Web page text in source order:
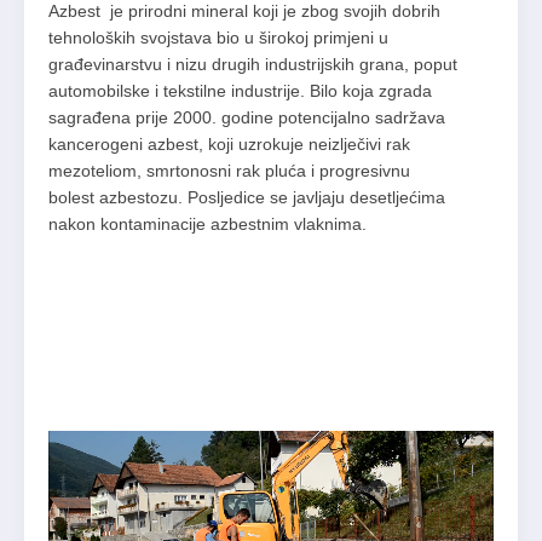
Azbest je prirodni mineral koji je zbog svojih dobrih
tehnoloških svojstava bio u širokoj primjeni u
građevinarstvu i nizu drugih industrijskih grana, poput
automobilske i tekstilne industrije. Bilo koja zgrada
sagrađena prije 2000. godine potencijalno sadržava
kancerogeni azbest, koji uzrokuje neizlječivi rak
mezoteliom, smrtonosni rak pluća i progresivnu
bolest azbestozu. Posljedice se javljaju desetljećima
nakon kontaminacije azbestnim vlaknima.